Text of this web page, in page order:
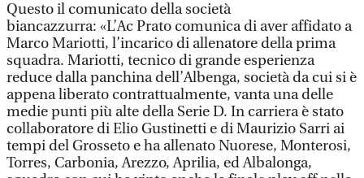
Questo il comunicato della società
biancazzurra: «L’Ac Prato comunica di aver affidato a
Marco Mariotti, l’incarico di allenatore della prima
squadra. Mariotti, tecnico di grande esperienza
reduce dalla panchina dell’Albenga, società da cui si è
appena liberato contrattualmente, vanta una delle
medie punti più alte della Serie D. In carriera è stato
collaboratore di Elio Gustinetti e di Maurizio Sarri ai
tempi del Grosseto e ha allenato Nuorese, Monterosi,
Torres, Carbonia, Arezzo, Aprilia, ed Albalonga,